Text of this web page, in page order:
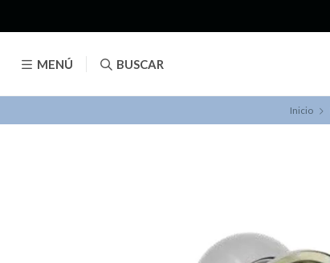
MENÚ BUSCAR
Inicio